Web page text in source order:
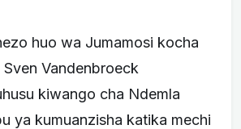
huo wa Jumamosi kocha
Vandenbroeck
kiwango cha Ndemla
ya kumuanzisha katika mechi